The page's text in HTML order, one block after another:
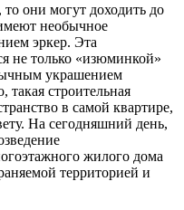
то они могут доходить до
необычное
эркер. Эта
не только «изюминкой»
украшением
строительная
в самой квартире,
На сегодняшний день,
жилого дома
территорией и